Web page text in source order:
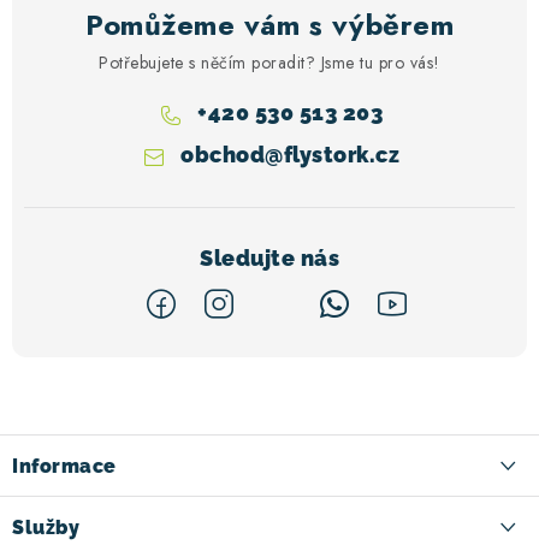
Pomůžeme vám s výběrem
Potřebujete s něčím poradit? Jsme tu pro vás!
obchod@flystork.cz
+420 530 513 203
p
a
t
Informace
Služby